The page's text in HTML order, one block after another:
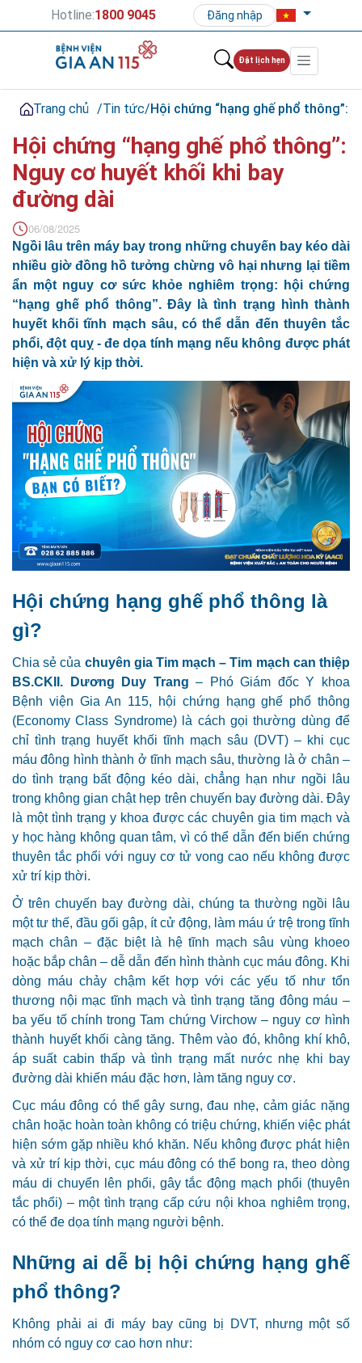
Hotline:1800 9045 Đăng nhập
Đặt lịch hẹn
Trang chủ /Tin tức/Hội chứng “hạng ghế phổ thông”:
Hội chứng “hạng ghế phổ thông”:
Nguy cơ huyết khối khi bay
đường dài
06/08/2025
Ngồi lâu trên máy bay trong những chuyến bay kéo dài
nhiều giờ đồng hồ tưởng chừng vô hại nhưng lại tiềm
ẩn một nguy cơ sức khỏe nghiêm trọng: hội chứng
“hạng ghế phổ thông”. Đây là tình trạng hình thành
huyết khối tĩnh mạch sâu, có thể dẫn đến thuyên tắc
phổi, đột quỵ - đe dọa tính mạng nếu không được phát
hiện và xử lý kịp thời.
Hội chứng hạng ghế phổ thông là
gì?
Chia sẻ của chuyên gia Tim mạch – Tim mạch can thiệp
BS.CKII. Dương Duy Trang – Phó Giám đốc Y khoa
Bệnh viện Gia An 115, hội chứng hạng ghế phổ thông
(Economy Class Syndrome) là cách gọi thường dùng để
chỉ tình trạng huyết khối tĩnh mạch sâu (DVT) – khi cục
máu đông hình thành ở tĩnh mạch sâu, thường là ở chân –
do tình trạng bất động kéo dài, chẳng hạn như ngồi lâu
trong không gian chật hẹp trên chuyến bay đường dài. Đây
là một tình trạng y khoa được các chuyên gia tim mạch và
y học hàng không quan tâm, vì có thể dẫn đến biến chứng
thuyên tắc phổi với nguy cơ tử vong cao nếu không được
xử trí kịp thời.
Ở trên chuyến bay đường dài, chúng ta thường ngồi lâu
một tư thế, đầu gối gập, ít cử động, làm máu ứ trệ trong tĩnh
mạch chân – đặc biệt là hệ tĩnh mạch sâu vùng khoeo
hoặc bắp chân – dễ dẫn đến hình thành cục máu đông. Khi
dòng máu chảy chậm kết hợp với các yếu tố như tổn
thương nội mạc tĩnh mạch và tình trạng tăng đông máu –
ba yếu tố chính trong Tam chứng Virchow – nguy cơ hình
thành huyết khối càng tăng. Thêm vào đó, không khí khô,
áp suất cabin thấp và tình trạng mất nước nhẹ khi bay
đường dài khiến máu đặc hơn, làm tăng nguy cơ.
Cục máu đông có thể gây sưng, đau nhẹ, cảm giác nặng
chân hoặc hoàn toàn không có triệu chứng, khiến việc phát
hiện sớm gặp nhiều khó khăn. Nếu không được phát hiện
và xử trí kịp thời, cục máu đông có thể bong ra, theo dòng
máu di chuyển lên phổi, gây tắc động mạch phổi (thuyên
tắc phổi) – một tình trạng cấp cứu nội khoa nghiêm trọng,
có thể đe dọa tính mạng người bệnh.
Những ai dễ bị hội chứng hạng ghế
phổ thông?
Không phải ai đi máy bay cũng bị DVT, nhưng một số
nhóm có nguy cơ cao hơn như: